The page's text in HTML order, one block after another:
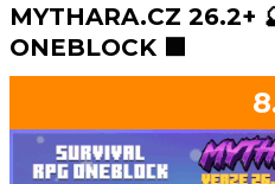
MYTHARA.CZ 26.2+
ONEBLOCK 🟩